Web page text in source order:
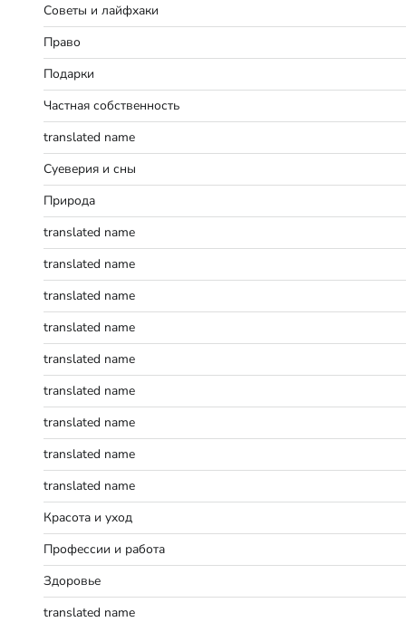
Советы и лайфхаки
Право
Подарки
Частная собственность
translated name
Суеверия и сны
Природа
translated name
translated name
translated name
translated name
translated name
translated name
translated name
translated name
translated name
Красота и уход
Профессии и работа
Здоровье
translated name